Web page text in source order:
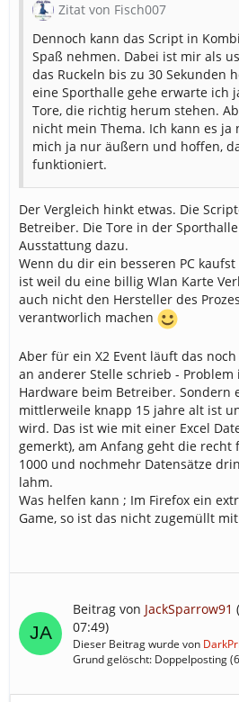
Zitat von Fisch007
Dennoch kann das Script in
Spaß nehmen. Dabei ist mir als
das Ruckeln bis zu 30 Sekunden
eine Sporthalle gehe erwarte ich
Tore, die richtig herum stehen.
nicht mein Thema. Ich kann es
mich ja nur äußern und hoffen,
funktioniert.
Der Vergleich hinkt etwas. Die
Betreiber. Die Tore in der
Ausstattung dazu.
Wenn du dir ein besseren PC
ist weil du eine billig Wlan Karte
auch nicht den Hersteller des
verantworlich machen
Aber für ein X2 Event läuft das
an anderer Stelle schrieb -
Hardware beim Betreiber. Sondern
mittlerweile knapp 15 jahre alt ist
wird. Das ist wie mit einer Excel
gemerkt), am Anfang geht die recht
1000 und nochmehr Datensätze
lahm.
Was helfen kann ; Im Firefox ein
Game, so ist das nicht zugemüllt
Beitrag von JackSparrow91 (
07:49)
Dieser Beitrag wurde von
Grund gelöscht: Doppelposting (